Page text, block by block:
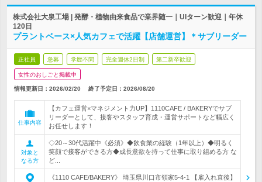
株式会社大泉工場 | 発酵・植物由来食品で業界随一｜UIターン歓迎｜年休
120日
プラントベース×人気カフェで活躍【店舗運営】＊サブリーダー
正社員 急募 学歴不問 完全週休2日制 第二新卒歓迎
女性のおしごと掲載中
情報更新日：2026/02/20 終了予定日： 2026/08/20
仕事内容
【カフェ運営×マネジメント力UP】1110CAFE / BAKERYでサブ
リーダーとして、接客やスタッフ育成・運営サポートなど幅広く
お任せします！
対象と
なる方
◇20～30代活躍中《必須》◆飲食業の経験（1年以上）◆明るく
笑顔で接客ができる方◆成長意欲を持って仕事に取り組める方 な
ど...
《1110 CAFE/BAKERY》 埼玉県川口市領家5-4-1 【雇入れ直後】